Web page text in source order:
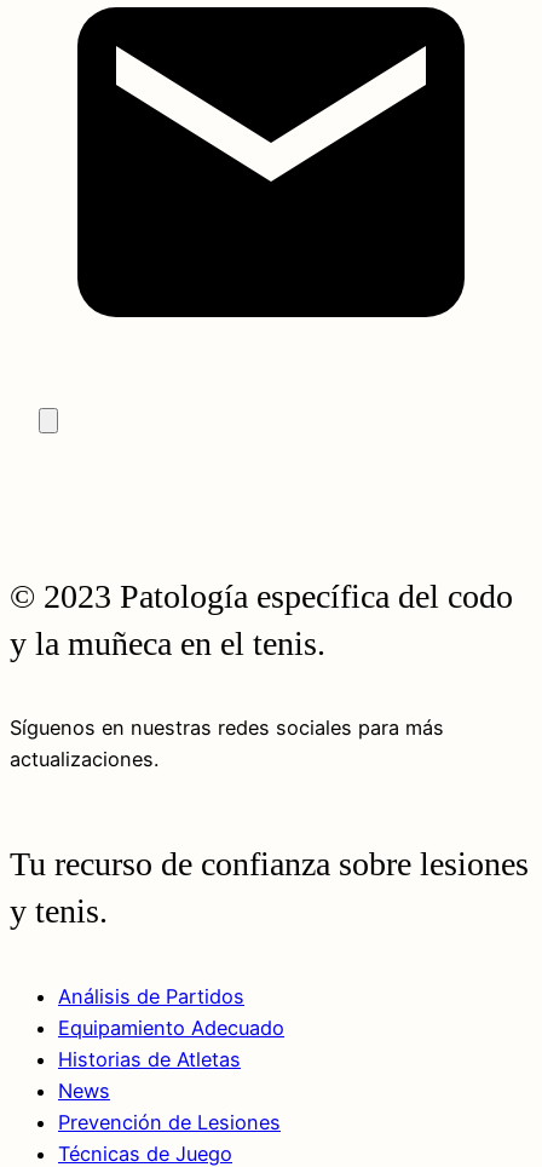
© 2023 Patología específica del codo
y la muñeca en el tenis.
Síguenos en nuestras redes sociales para más
actualizaciones.
Tu recurso de confianza sobre lesiones
y tenis.
Análisis de Partidos
Equipamiento Adecuado
Historias de Atletas
News
Prevención de Lesiones
Técnicas de Juego